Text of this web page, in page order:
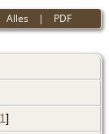
Alles | PDF
1 ]